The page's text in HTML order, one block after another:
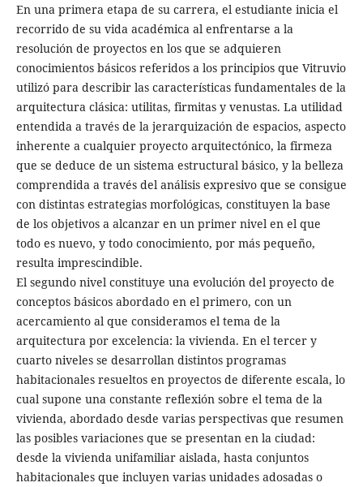
En una primera etapa de su carrera, el estudiante inicia el
recorrido de su vida académica al enfrentarse a la
resolución de proyectos en los que se adquieren
conocimientos básicos referidos a los principios que Vitruvio
utilizó para describir las características fundamentales de la
arquitectura clásica: utilitas, firmitas y venustas. La utilidad
entendida a través de la jerarquización de espacios, aspecto
inherente a cualquier proyecto arquitectónico, la firmeza
que se deduce de un sistema estructural básico, y la belleza
comprendida a través del análisis expresivo que se consigue
con distintas estrategias morfológicas, constituyen la base
de los objetivos a alcanzar en un primer nivel en el que
todo es nuevo, y todo conocimiento, por más pequeño,
resulta imprescindible.
El segundo nivel constituye una evolución del proyecto de
conceptos básicos abordado en el primero, con un
acercamiento al que consideramos el tema de la
arquitectura por excelencia: la vivienda. En el tercer y
cuarto niveles se desarrollan distintos programas
habitacionales resueltos en proyectos de diferente escala, lo
cual supone una constante reflexión sobre el tema de la
vivienda, abordado desde varias perspectivas que resumen
las posibles variaciones que se presentan en la ciudad:
desde la vivienda unifamiliar aislada, hasta conjuntos
habitacionales que incluyen varias unidades adosadas o